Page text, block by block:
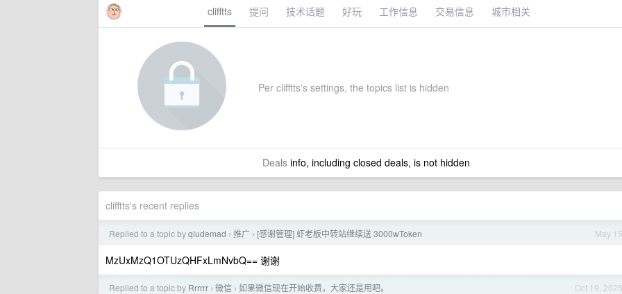
clifftts 提问 技术话题 好玩 工作信息 交易信息 城市相关
Per clifftts's settings, the topics list is hidden
Dealsinfo, including closed deals, is not hidden
clifftts's recent replies
May 15
Replied to a topic byqiudemad › 推广 › [感谢管理] 虾老板中转站继续送 3000wToken
MzUxMzQ1OTUzQHFxLmNvbQ== 谢谢
Oct 19, 2025
Replied to a topic by Rrrrrr › 微信 › 如果微信现在开始收费，大家还是用吧。